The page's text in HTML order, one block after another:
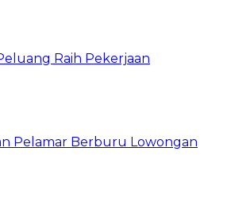
Raih Pekerjaan
Pelamar Berburu Lowongan